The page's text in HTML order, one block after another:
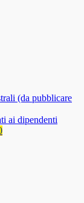
(da pubblicare
ai dipendenti